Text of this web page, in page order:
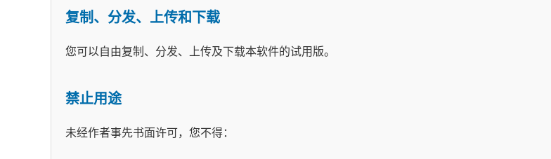
复制、分发、上传和下载
您可以自由复制、分发、上传及下载本软件的试用版。
禁止用途
未经作者事先书面许可，您不得：